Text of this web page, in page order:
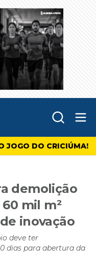
JOGO DO CRICIÚMA!
demolição
mil m²
inovação
deve ter
dias para abertura da